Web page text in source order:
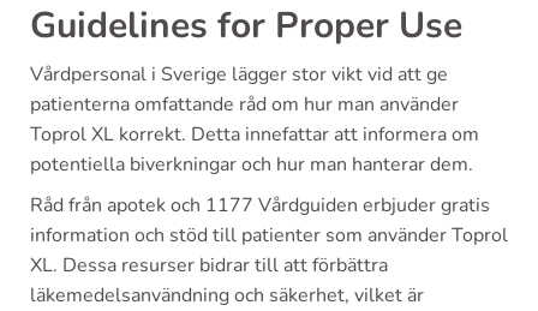
Guidelines for Proper Use
Vårdpersonal i Sverige lägger stor vikt vid att ge
patienterna omfattande råd om hur man använder
Toprol XL korrekt. Detta innefattar att informera om
potentiella biverkningar och hur man hanterar dem.
Råd från apotek och 1177 Vårdguiden erbjuder gratis
information och stöd till patienter som använder Toprol
XL. Dessa resurser bidrar till att förbättra
läkemedelsanvändning och säkerhet, vilket är